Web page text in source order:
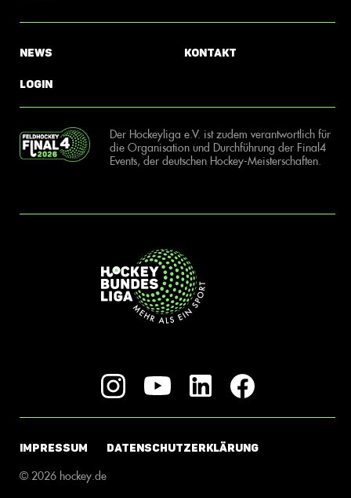
News
Login
Kontakt
Der Hockeyliga e.V. ist zudem verantwortlich für
die Organisation und Durchführung der Final4
Events, der deutschen Hockey-Meisterschaften.
IMPRESSUM DATENSCHUTZERKLÄRUNG
© 2026 hockey.de